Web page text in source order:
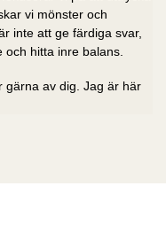
vi mönster och
inte att ge färdiga svar,
och hitta inre balans.
gärna av dig. Jag är här